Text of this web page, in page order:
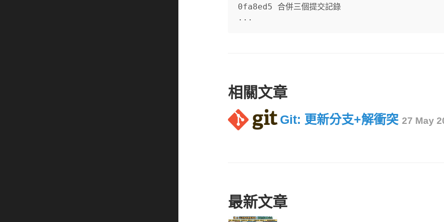
0fa8ed5 合併三個提交記錄
相關文章
Git: 更新分支+解衝突 27 May
最新文章